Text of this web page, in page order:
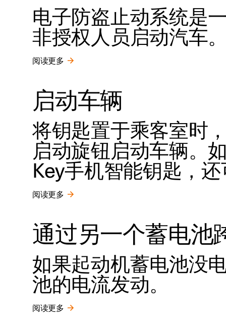
电子防盗止动系统是
非授权人员启动汽车
阅读更多
启动车辆
将钥匙置于乘客室时
启动旋钮启动车辆。
Key手机智能钥匙，
阅读更多
通过另一个蓄电池
如果起动机蓄电池没
池的电流发动。
阅读更多